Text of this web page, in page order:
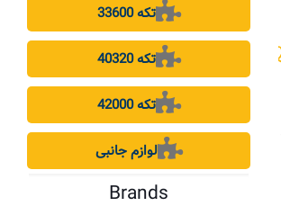
33600 تکه
40320 تکه
42000 تکه
لوازم جانبی
Brands